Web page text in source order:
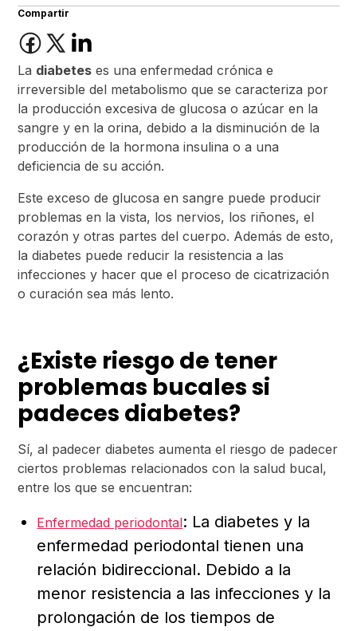
Compartir
La diabetes es una enfermedad crónica e
irreversible del metabolismo que se caracteriza por
la producción excesiva de glucosa o azúcar en la
sangre y en la orina, debido a la disminución de la
producción de la hormona insulina o a una
deficiencia de su acción.
Este exceso de glucosa en sangre puede producir
problemas en la vista, los nervios, los riñones, el
corazón y otras partes del cuerpo. Además de esto,
la diabetes puede reducir la resistencia a las
infecciones y hacer que el proceso de cicatrización
o curación sea más lento.
¿Existe riesgo de tener
problemas bucales si
padeces diabetes?
Sí, al padecer diabetes aumenta el riesgo de padecer
ciertos problemas relacionados con la salud bucal,
entre los que se encuentran:
Enfermedad periodontal: La diabetes y la
enfermedad periodontal tienen una
relación bidireccional. Debido a la
menor resistencia a las infecciones y la
prolongación de los tiempos de